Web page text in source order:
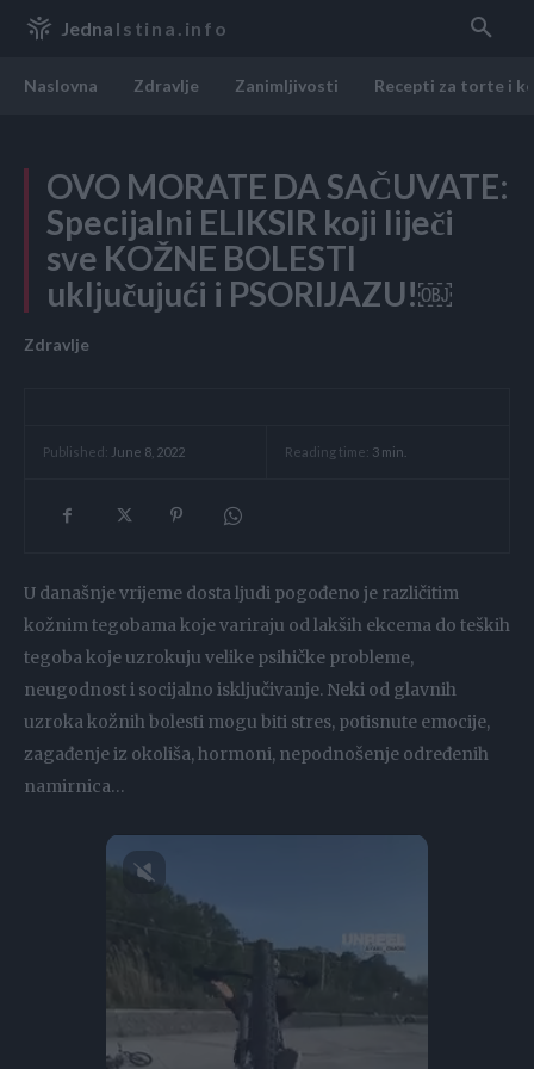
Jedna Istina.info
Naslovna Zdravlje Zanimljivosti Recepti za torte i
OVO MORATE DA SAČUVATE:
Specijalni ELIKSIR koji liječi
sve KOŽNE BOLESTI
uključujući i PSORIJAZU!￼
Zdravlje
Published: June 8, 2022 Reading time: 3 min.
U današnje vrijeme dosta ljudi pogođeno je različitim
kožnim tegobama koje variraju od lakših ekcema do teških
tegoba koje uzrokuju velike psihičke probleme,
neugodnost i socijalno isključivanje. Neki od glavnih
uzroka kožnih bolesti mogu biti stres, potisnute emocije,
zagađenje iz okoliša, hormoni, nepodnošenje određenih
namirnica…